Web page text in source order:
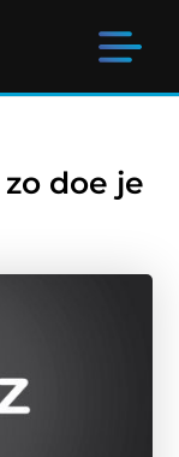
doe je